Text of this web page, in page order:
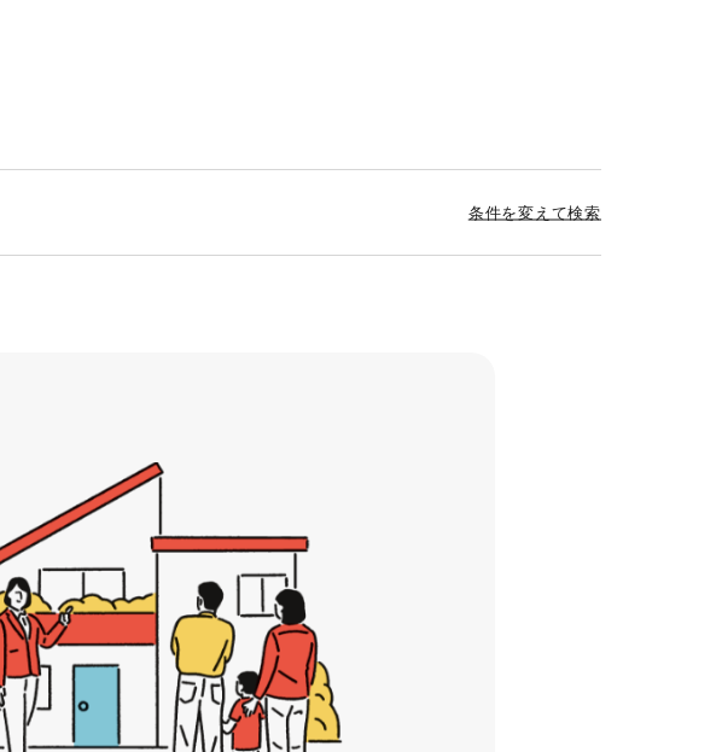
条件を変えて検索